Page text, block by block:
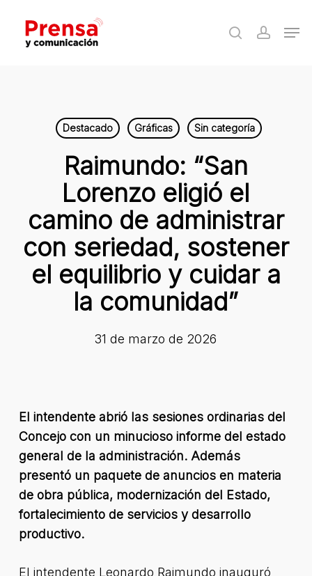
main
search
Destacado Gráficas Sin categoría
Raimundo: “San
Lorenzo eligió el
camino de administrar
con seriedad, sostener
el equilibrio y cuidar a
la comunidad”
31 de marzo de 2026
El intendente abrió las sesiones ordinarias del
Concejo con un minucioso informe del estado
general de la administración. Además
presentó un paquete de anuncios en materia
de obra pública, modernización del Estado,
fortalecimiento de servicios y desarrollo
productivo.
El intendente Leonardo Raimundo inauguró